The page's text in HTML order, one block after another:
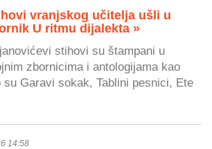
vranjskog učitelja ušli u
U ritmu dijalekta »
stihovi su štampani u
zbornicima i antologijama kao
su Garavi sokak, Tablini pesnici, Ete
14:58